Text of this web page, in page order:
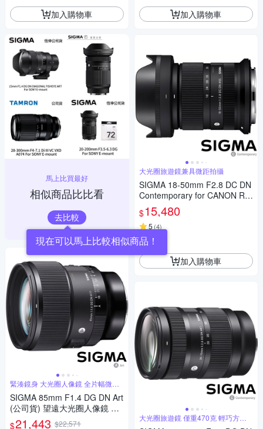
加入購物車
馬上比買最好
相似商品比比看
去比較
現在可以馬上比較相似商品！
緊湊鏡身 大光圈人像鏡 全片幅微單
眼鏡頭
SIGMA 85mm F1.4 DG DN Art
(公司貨) 望遠大光圈人像鏡 全
片幅微單眼鏡頭
$21,443 $22,571
加入購物車
大光圈旅遊鏡兼具微距拍攝
SIGMA 18-50mm F2.8 DC DN
Contemporary for CANON RF
接環 (公司貨) 旅遊鏡 APS-C 無
反微單眼專用鏡頭
$15,480
5(4)
券
加入購物車
大光圈旅遊鏡 僅重470克 輕巧方便
攜帶